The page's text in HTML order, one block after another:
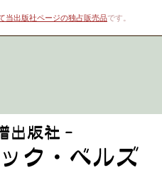
当出版社ページの独占販売品です。